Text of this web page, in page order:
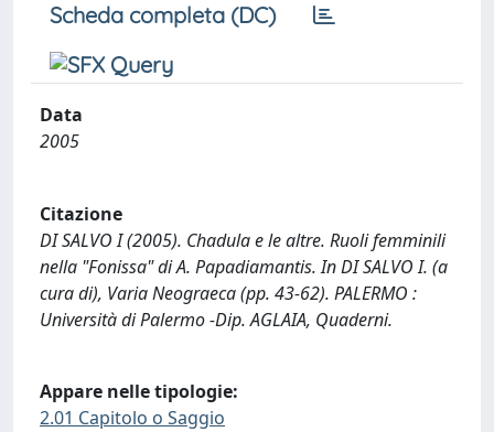
Scheda completa (DC)
Data
2005
Citazione
DI SALVO I (2005). Chadula e le altre. Ruoli femminili
nella "Fonissa" di A. Papadiamantis. In DI SALVO I. (a
cura di), Varia Neograeca (pp. 43-62). PALERMO :
Università di Palermo -Dip. AGLAIA, Quaderni.
Appare nelle tipologie:
2.01 Capitolo o Saggio